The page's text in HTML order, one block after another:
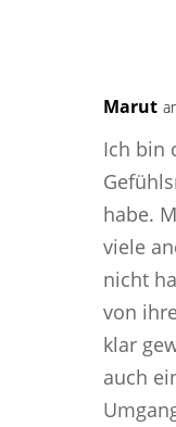
Marut
Ich bin
habe.
viele
nicht
von
klar
auch